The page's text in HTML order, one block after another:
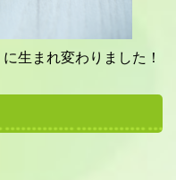
生まれ変わりました！